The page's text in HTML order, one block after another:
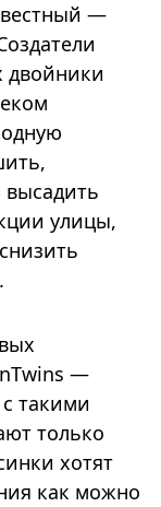
—
улицы,
—
такими
только
хотят
как можно